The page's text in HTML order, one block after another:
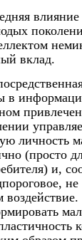
влияние
вклад.
в
личность
(просто
и,